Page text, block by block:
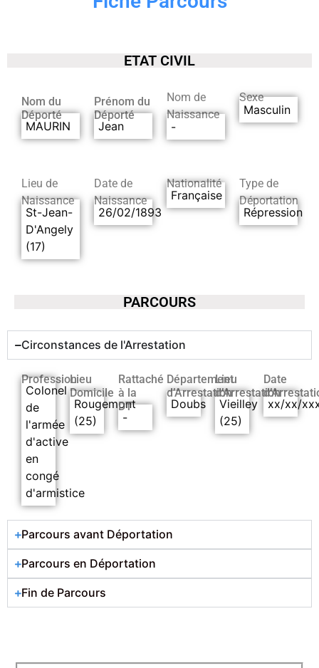
ETAT CIVIL
Nom du
Déporté
MAURIN
Prénom du
Déporté
Jean
Nom de
Naissance
-
Sexe
Masculin
Lieu de
Naissance
St-Jean-
D'Angely
(17)
Date de
Naissance
26/02/1893
Nationalité
Française
Type de
Déportation
Répression
PARCOURS
Circonstances de l'Arrestation
Profession
Colonel
de
l'armée
d'active
en
congé
d'armistice
Lieu
Domicile
Rougemont
(25)
Rattaché
à la
DT
-
Département
d’Arrestation
Doubs
Lieu
d’Arrestation
Vieilley
(25)
Date
xx/xx/
Parcours avant Déportation
Parcours en Déportation
Fin de Parcours